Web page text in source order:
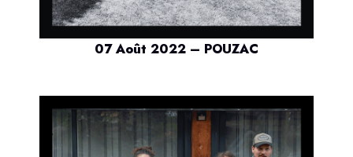
07 Août 2022 – POUZAC